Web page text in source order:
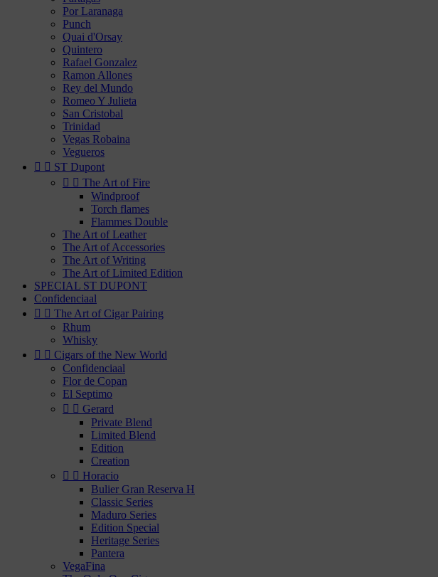
Por Laranaga
Punch
Quai d'Orsay
Quintero
Rafael Gonzalez
Ramon Allones
Rey del Mundo
Romeo Y Julieta
San Cristobal
Trinidad
Vegas Robaina
Vegueros
  ST Dupont
  The Art of Fire
Windproof
Torch flames
Flammes Double
The Art of Leather
The Art of Accessories
The Art of Writing
The Art of Limited Edition
SPECIAL ST DUPONT
Confidenciaal
  The Art of Cigar Pairing
Rhum
Whisky
  Cigars of the New World
Confidenciaal
Flor de Copan
El Septimo
  Gerard
Private Blend
Limited Blend
Edition
Creation
  Horacio
Bulier Gran Reserva H
Classic Series
Maduro Series
Edition Special
Heritage Series
Pantera
VegaFina